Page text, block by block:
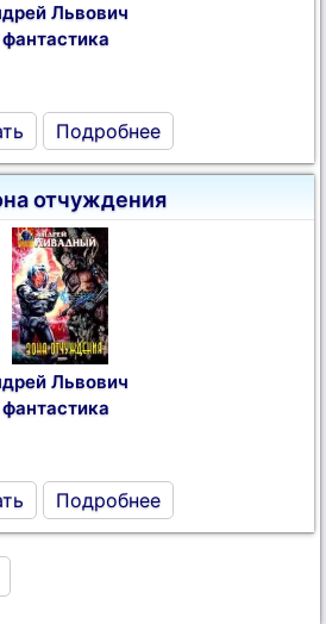
Львович
Подробнее
отчуждения
Львович
Подробнее